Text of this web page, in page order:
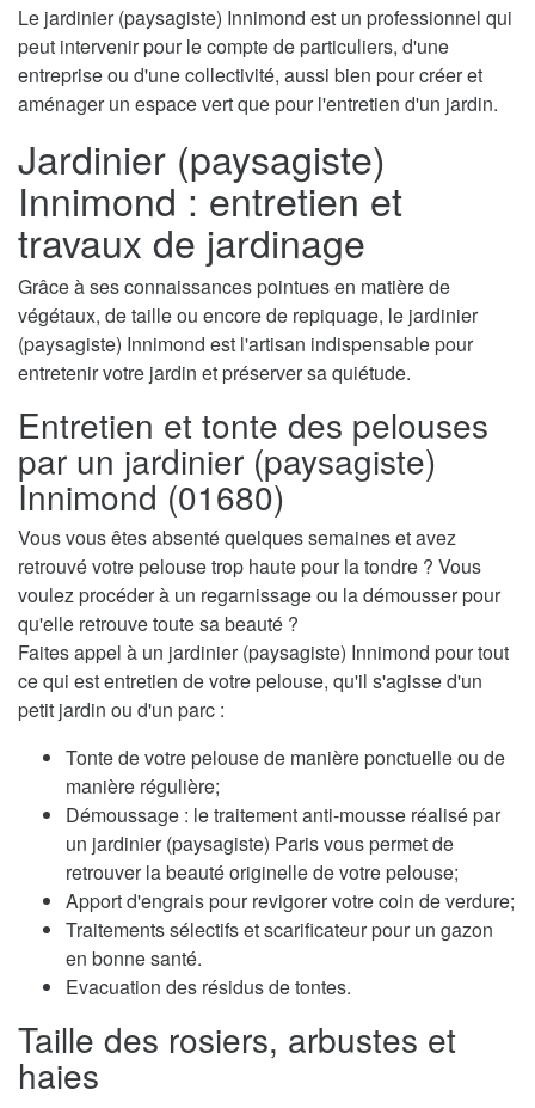
Le jardinier (paysagiste) Innimond est un professionnel qui
peut intervenir pour le compte de particuliers, d'une
entreprise ou d'une collectivité, aussi bien pour créer et
aménager un espace vert que pour l'entretien d'un jardin.
Jardinier (paysagiste)
Innimond : entretien et
travaux de jardinage
Grâce à ses connaissances pointues en matière de
végétaux, de taille ou encore de repiquage, le jardinier
(paysagiste) Innimond est l'artisan indispensable pour
entretenir votre jardin et préserver sa quiétude.
Entretien et tonte des pelouses
par un jardinier (paysagiste)
Innimond (01680)
Vous vous êtes absenté quelques semaines et avez
retrouvé votre pelouse trop haute pour la tondre ? Vous
voulez procéder à un regarnissage ou la démousser pour
qu'elle retrouve toute sa beauté ?
Faites appel à un jardinier (paysagiste) Innimond pour tout
ce qui est entretien de votre pelouse, qu'il s'agisse d'un
petit jardin ou d'un parc :
Tonte de votre pelouse de manière ponctuelle ou de
manière régulière;
Démoussage : le traitement anti-mousse réalisé par
un jardinier (paysagiste) Paris vous permet de
retrouver la beauté originelle de votre pelouse;
Apport d'engrais pour revigorer votre coin de verdure;
Traitements sélectifs et scarificateur pour un gazon
en bonne santé.
Evacuation des résidus de tontes.
Taille des rosiers, arbustes et
haies